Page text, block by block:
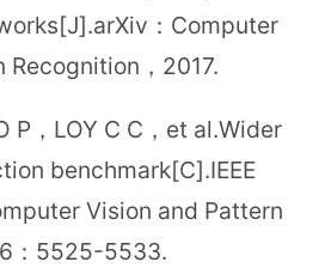
：Computer
，2017.
P，LOY C C，et al.Wider
benchmark[C].IEEE
Vision and Pattern
：5525-5533.